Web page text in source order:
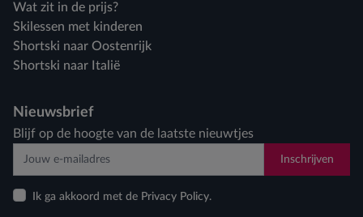
Wat zit in de prijs?
Skilessen met kinderen
Shortski naar Oostenrijk
Shortski naar Italië
Nieuwsbrief
Blijf op de hoogte van de laatste nieuwtjes
Inschrijven
Ik ga akkoord met de Privacy Policy.